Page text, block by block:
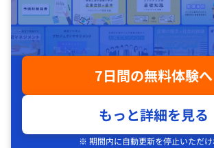
7日間の無料体験へ
もっと詳細を見る
※ 期間内に自動更新を停止いただ